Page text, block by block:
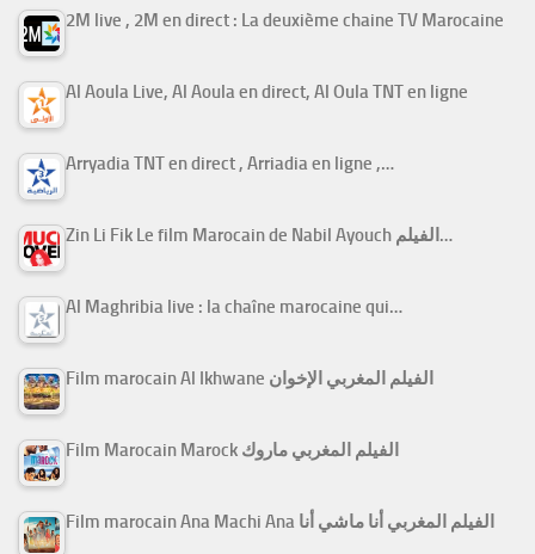
2M live , 2M en direct : La deuxième chaine TV Marocaine
Al Aoula Live, Al Aoula en direct, Al Oula TNT en ligne
Arryadia TNT en direct , Arriadia en ligne ,…
Zin Li Fik Le film Marocain de Nabil Ayouch الفيلم…
Al Maghribia live : la chaîne marocaine qui…
Film marocain Al Ikhwane الفيلم المغربي الإخوان
Film Marocain Marock الفيلم المغربي ماروك
Film marocain Ana Machi Ana الفيلم المغربي أنا ماشي أنا